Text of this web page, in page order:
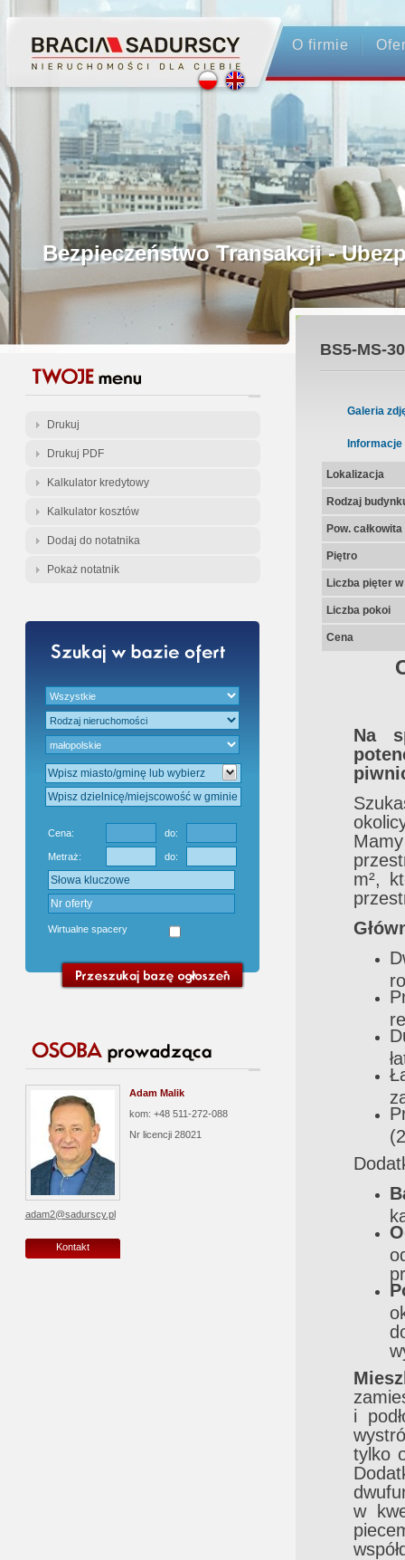
O firmie
Profesjonalne Pośrednictwo
Bezpieczeństwo Transakcji -
Licencjonowani Pośrednicy
Gwarancja Zwrotu Zadatku
Gratis - Przedwstępna Umowa
Drukuj
Drukuj PDF
Kalkulator kredytowy
Kalkulator kosztów
Dodaj do notatnika
Pokaż notatnik
Cena: do:
Metraż: do:
Wirtualne spacery
Adam Malik
kom: +48 511-272-088
Nr licencji 28021
adam2@sadurscy.pl
Kontakt
BS5-MS-
Galeria
Informacje
Lokalizacja
Rodzaj
Pow.
Piętro
Liczba pięter
Liczba pokoi
Cena
Na
m²,
i
tylko
w